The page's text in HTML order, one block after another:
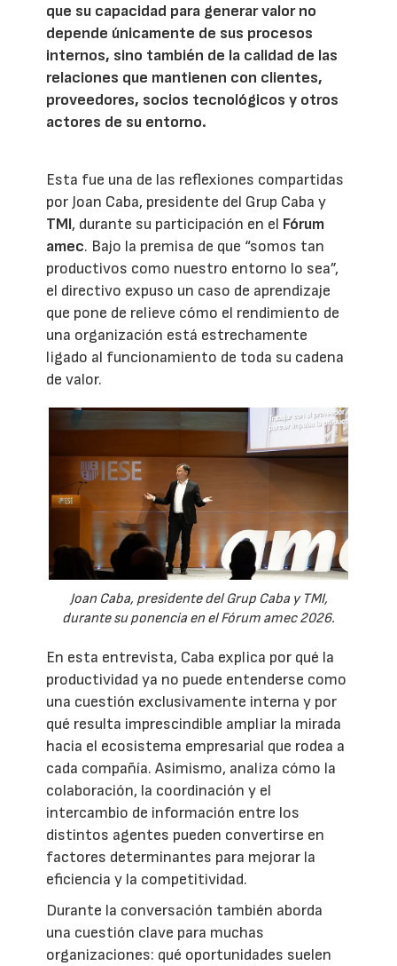
que su capacidad para generar valor no
depende únicamente de sus procesos
internos, sino también de la calidad de las
relaciones que mantienen con clientes,
proveedores, socios tecnológicos y otros
actores de su entorno.
Esta fue una de las reflexiones compartidas
por Joan Caba, presidente del Grup Caba y
TMI, durante su participación en el Fórum
amec. Bajo la premisa de que “somos tan
productivos como nuestro entorno lo sea”,
el directivo expuso un caso de aprendizaje
que pone de relieve cómo el rendimiento de
una organización está estrechamente
ligado al funcionamiento de toda su cadena
de valor.
Joan Caba, presidente del Grup Caba y TMI,
durante su ponencia en el Fórum amec 2026.
En esta entrevista, Caba explica por qué la
productividad ya no puede entenderse como
una cuestión exclusivamente interna y por
qué resulta imprescindible ampliar la mirada
hacia el ecosistema empresarial que rodea a
cada compañía. Asimismo, analiza cómo la
colaboración, la coordinación y el
intercambio de información entre los
distintos agentes pueden convertirse en
factores determinantes para mejorar la
eficiencia y la competitividad.
Durante la conversación también aborda
una cuestión clave para muchas
organizaciones: qué oportunidades suelen